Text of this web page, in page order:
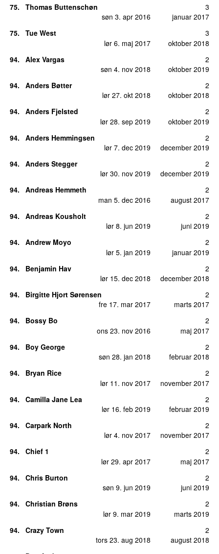
75.
Thomas Buttenschøn
søn 3. apr 2016
januar 2017
3
75.
Tue West
lør 6. maj 2017
oktober 2018
3
94.
Alex Vargas
søn 4. nov 2018
oktober 2019
2
94.
Anders Bøtter
lør 27. okt 2018
oktober 2018
2
94.
Anders Fjelsted
lør 28. sep 2019
oktober 2019
2
94.
Anders Hemmingsen
lør 7. dec 2019
december 2019
2
94.
Anders Stegger
lør 30. nov 2019
december 2019
2
94.
Andreas Hemmeth
man 5. dec 2016
august 2017
2
94.
Andreas Kousholt
lør 8. jun 2019
juni 2019
2
94.
Andrew Moyo
lør 5. jan 2019
januar 2019
2
94.
Benjamin Hav
lør 15. dec 2018
december 2018
2
94.
Birgitte Hjort Sørensen
fre 17. mar 2017
marts 2017
2
94.
Bossy Bo
ons 23. nov 2016
maj 2017
2
94.
Boy George
søn 28. jan 2018
februar 2018
2
94.
Bryan Rice
lør 11. nov 2017
november 2017
2
94.
Camilla Jane Lea
lør 16. feb 2019
februar 2019
2
94.
Carpark North
lør 4. nov 2017
november 2017
2
94.
Chief 1
lør 29. apr 2017
maj 2017
2
94.
Chris Burton
søn 9. jun 2019
juni 2019
2
94.
Christian Brøns
lør 9. mar 2019
marts 2019
2
94.
Crazy Town
tors 23. aug 2018
august 2018
2